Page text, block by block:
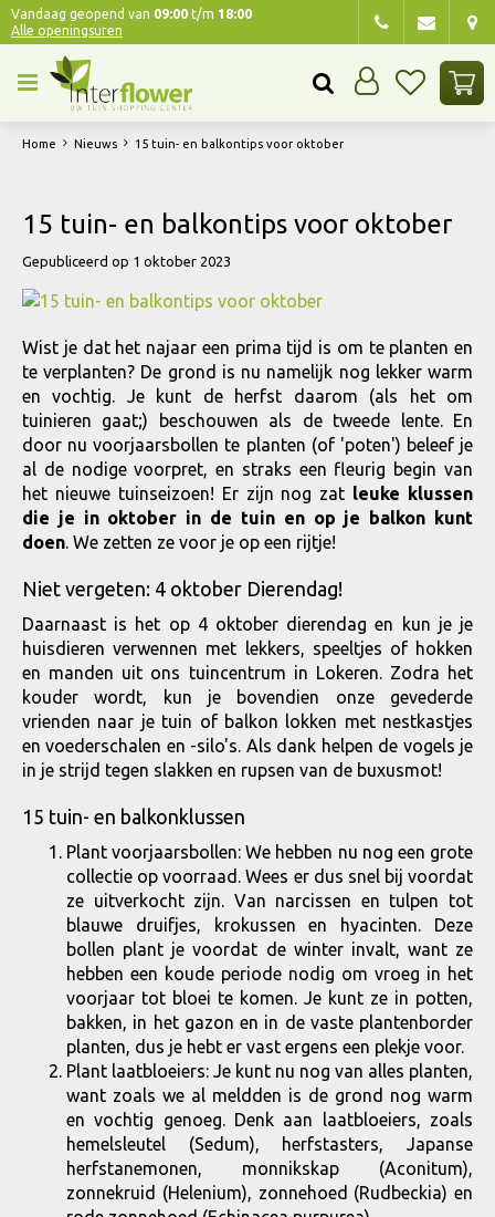
Home Nieuws 15 tuin- en balkontips voor oktober
Vandaag geopend van 09:00 t/m 18:00
Alle openingsuren
15 tuin- en balkontips voor oktober
Gepubliceerd op 1 oktober 2023
Wist je dat het najaar een prima tijd is om te planten en
te verplanten? De grond is nu namelijk nog lekker warm
en vochtig. Je kunt de herfst daarom (als het om
tuinieren gaat;) beschouwen als de tweede lente. En
door nu voorjaarsbollen te planten (of 'poten') beleef je
al de nodige voorpret, en straks een fleurig begin van
het nieuwe tuinseizoen! Er zijn nog zat leuke klussen
die je in oktober in de tuin en op je balkon kunt
doen. We zetten ze voor je op een rijtje!
Niet vergeten: 4 oktober Dierendag!
Daarnaast is het op 4 oktober dierendag en kun je je
huisdieren verwennen met lekkers, speeltjes of hokken
en manden uit ons tuincentrum in Lokeren. Zodra het
kouder wordt, kun je bovendien onze gevederde
vrienden naar je tuin of balkon lokken met nestkastjes
en voederschalen en -silo's. Als dank helpen de vogels je
in je strijd tegen slakken en rupsen van de buxusmot!
15 tuin- en balkonklussen
Plant voorjaarsbollen: We hebben nu nog een grote
collectie op voorraad. Wees er dus snel bij voordat
ze uitverkocht zijn. Van narcissen en tulpen tot
blauwe druifjes, krokussen en hyacinten. Deze
bollen plant je voordat de winter invalt, want ze
hebben een koude periode nodig om vroeg in het
voorjaar tot bloei te komen. Je kunt ze in potten,
bakken, in het gazon en in de vaste plantenborder
planten, dus je hebt er vast ergens een plekje voor.
Plant laatbloeiers: Je kunt nu nog van alles planten,
want zoals we al meldden is de grond nog warm
en vochtig genoeg. Denk aan laatbloeiers, zoals
hemelsleutel (Sedum), herfstasters, Japanse
herfstanemonen, monnikskap (Aconitum),
zonnekruid (Helenium), zonnehoed (Rudbeckia) en